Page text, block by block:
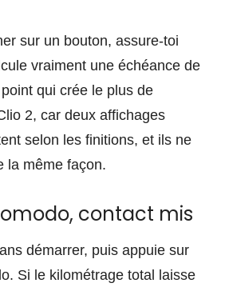
sur un bouton, assure-toi
vraiment une échéance de
qui crée le plus de
2, car deux affichages
selon les finitions, et ils ne
la même façon.
contact mis
démarrer, puis appuie sur
Si le kilométrage total laisse